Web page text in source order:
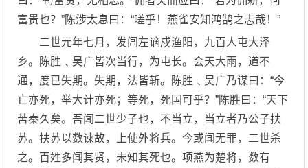
富贵也？”陈涉太息曰：“嗟乎！燕雀安知鸿鹄之志哉！”
二世元年七月，发闾左谪戍渔阳，九百人屯大泽
乡。陈胜﹑吴广皆次当行，为屯长。会天大雨，道不
通，度已失期。失期，法皆斩。陈胜﹑吴广乃谋曰：“今
亡亦死，举大计亦死；等死，死国可乎？”陈胜曰：“天下
苦秦久矣。吾闻二世少子也，不当立，当立者乃公子扶
苏。扶苏以数谏故，上使外将兵。今或闻无罪，二世杀
之。百姓多闻其贤，未知其死也。项燕为楚将，数有